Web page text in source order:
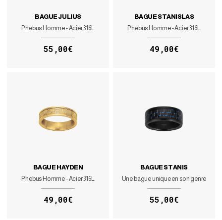
BAGUE JULIUS
Phebus Homme - Acier 316L
55,00€
BAGUE STANISLAS
Phebus Homme - Acier 316L
49,00€
BAGUE HAYDEN
Phebus Homme - Acier 316L
49,00€
BAGUE STANIS
Une bague unique en son genre
55,00€